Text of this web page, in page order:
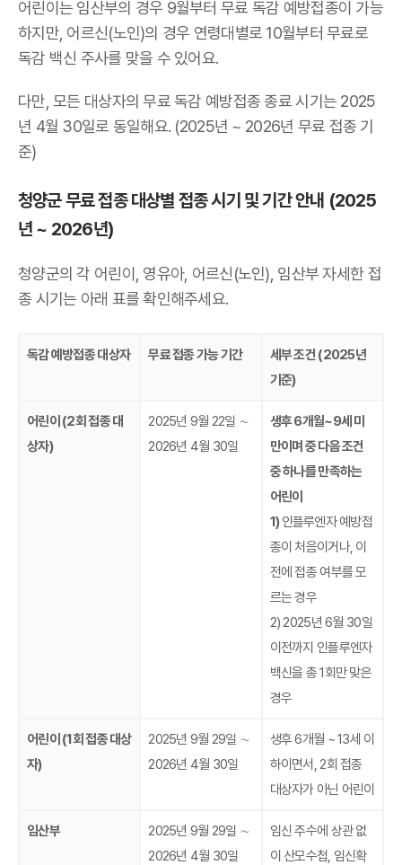
어린이는 임산부의 경우 9월부터 무료 독감 예방접종이 가능
하지만, 어르신(노인)의 경우 연령대별로 10월부터 무료로
독감 백신 주사를 맞을 수 있어요.
다만, 모든 대상자의 무료 독감 예방접종 종료 시기는 2025
년 4월 30일로 동일해요. (2025년 ~ 2026년 무료 접종 기
준)
청양군 무료 접종 대상별 접종 시기 및 기간 안내 (2025
년 ~ 2026년)
청양군의 각 어린이, 영유아, 어르신(노인), 임산부 자세한 접
종 시기는 아래 표를 확인해주세요.
독감 예방접종 대상자 무료 접종 가능 기간
세부 조건 (2025년
기준)
어린이 (2회 접종 대
상자)
2025년 9월 22일 ∼
2026년 4월 30일
생후 6개월~9세 미
만이며 중 다음 조건
중 하나를 만족하는
어린이
1)인플루엔자 예방접
종이 처음이거나, 이
전에 접종 여부를 모
르는 경우
2) 2025년 6월 30일
이전까지 인플루엔자
백신을 총 1회만 맞은
경우
어린이 (1회 접종 대상
자)
2025년 9월 29일 ∼
2026년 4월 30일
생후 6개월 ~ 13세 이
하이면서, 2회 접종
대상자가 아닌 어린이
임산부
2025년 9월 29일 ∼
2026년 4월 30일
임신 주수에 상관 없
이 산모수첩, 임신확